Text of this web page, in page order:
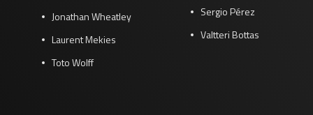
Jonathan Wheatley
Laurent Mekies
Toto Wolff
Sergio Pérez
Valtteri Bottas